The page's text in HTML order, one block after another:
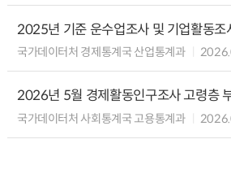
2025년 기준 운수업조사 및 기업활동조
국가데이터처 경제통계국 산업통계과
2026년 5월 경제활동인구조사 고령층
국가데이터처 사회통계국 고용통계과